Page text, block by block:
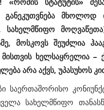
მხოლოდ
მოსკოვს შეუძლია
ხელსაყრელია –
არა აქვს, უპასუხოს
საერთაშორისო
სახელმწიფო